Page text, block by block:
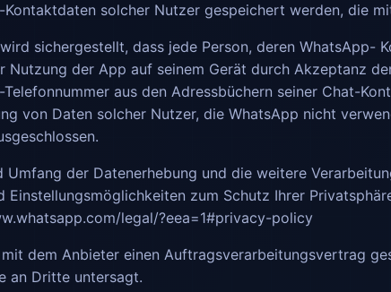
Kontaktdaten solcher Nutzer gespeichert werden, die
sichergestellt, dass jede Person, deren WhatsApp-
Nutzung der App auf seinem Gerät durch Akzeptanz
aus den Adressbüchern seiner Chat-
von Daten solcher Nutzer, die WhatsApp nicht
Umfang der Datenerhebung und die weitere
Einstellungsmöglichkeiten zum Schutz Ihrer
/legal/?eea=1#privacy-policy
dem Anbieter einen Auftragsverarbeitungsvertrag
an Dritte untersagt.